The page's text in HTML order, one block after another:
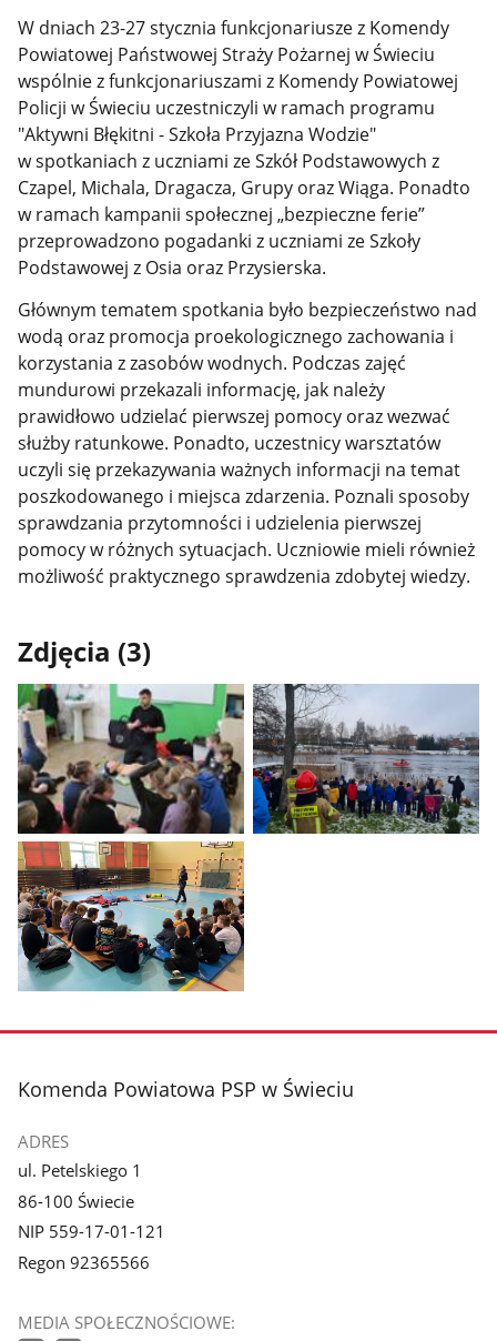
W dniach 23-27 stycznia funkcjonariusze z Komendy
Powiatowej Państwowej Straży Pożarnej w Świeciu
wspólnie z funkcjonariuszami z Komendy Powiatowej
Policji w Świeciu uczestniczyli w ramach programu
"Aktywni Błękitni - Szkoła Przyjazna Wodzie"
w spotkaniach z uczniami ze Szkół Podstawowych z
Czapel, Michala, Dragacza, Grupy oraz Wiąga. Ponadto
w ramach kampanii społecznej „bezpieczne ferie”
przeprowadzono pogadanki z uczniami ze Szkoły
Podstawowej z Osia oraz Przysierska.
Głównym tematem spotkania było bezpieczeństwo nad
wodą oraz promocja proekologicznego zachowania i
korzystania z zasobów wodnych. Podczas zajęć
mundurowi przekazali informację, jak należy
prawidłowo udzielać pierwszej pomocy oraz wezwać
służby ratunkowe. Ponadto, uczestnicy warsztatów
uczyli się przekazywania ważnych informacji na temat
poszkodowanego i miejsca zdarzenia. Poznali sposoby
sprawdzania przytomności i udzielenia pierwszej
pomocy w różnych sytuacjach. Uczniowie mieli również
możliwość praktycznego sprawdzenia zdobytej wiedzy.
Zdjęcia (3)
Pokaż
zdjęcie
1
z
galerii.
zdjęcie
galerii.
stopka
Komenda Powiatowa PSP w Świeciu
ADRES
ul. Petelskiego 1
86-100 Świecie
NIP 559-17-01-121
Regon 92365566
MEDIA SPOŁECZNOŚCIOWE: